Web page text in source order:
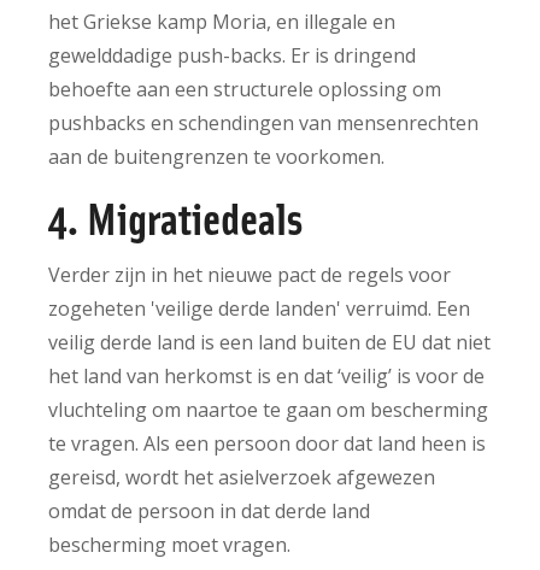
het Griekse kamp Moria, en illegale en
gewelddadige push-backs. Er is dringend
behoefte aan een structurele oplossing om
pushbacks en schendingen van mensenrechten
aan de buitengrenzen te voorkomen.
4. Migratiedeals
Verder zijn in het nieuwe pact de regels voor
zogeheten 'veilige derde landen' verruimd. Een
veilig derde land is een land buiten de EU dat niet
het land van herkomst is en dat ‘veilig’ is voor de
vluchteling om naartoe te gaan om bescherming
te vragen. Als een persoon door dat land heen is
gereisd, wordt het asielverzoek afgewezen
omdat de persoon in dat derde land
bescherming moet vragen.